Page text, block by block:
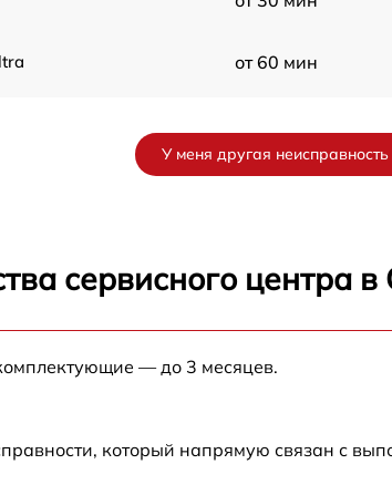
от 60 мин
от 60 мин
У меня другая неисправность
сервисного центра
— до 3 месяцев.
который напрямую связан с